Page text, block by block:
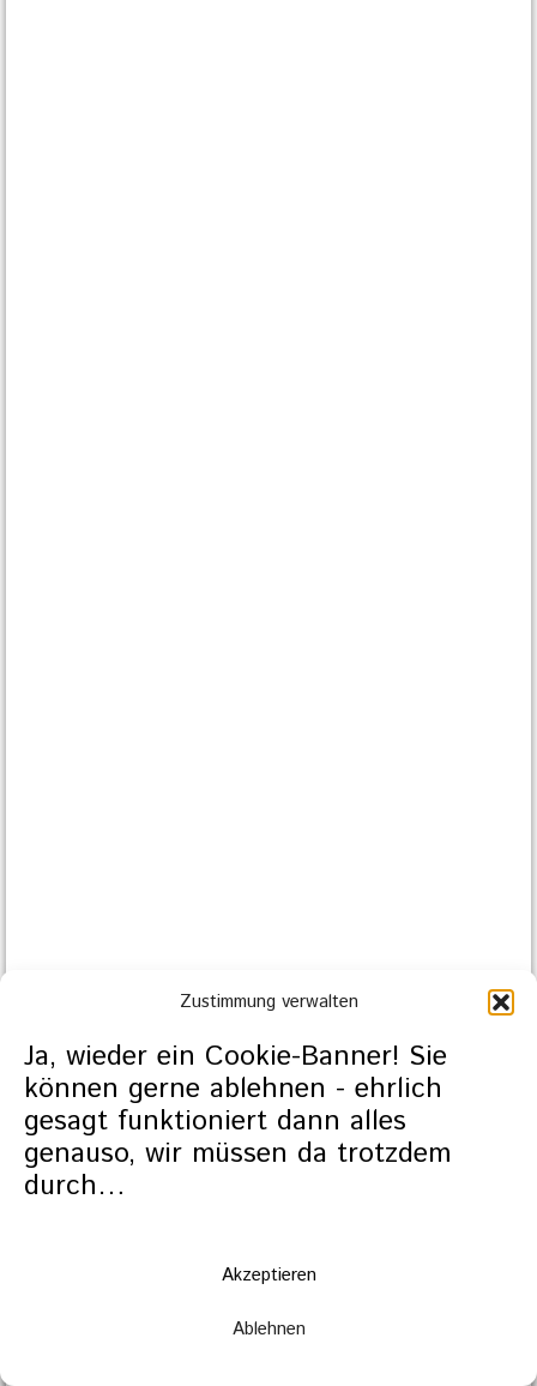
Zustimmung verwalten
Ja, wieder ein Cookie-Banner! Sie
können gerne ablehnen - ehrlich
gesagt funktioniert dann alles
genauso, wir müssen da trotzdem
durch…
Akzeptieren
Ablehnen